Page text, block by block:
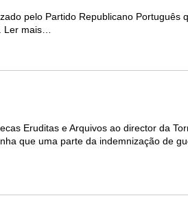
pelo Partido Republicano Português
Ler mais…
Eruditas e Arquivos ao director da
que uma parte da indemnização de